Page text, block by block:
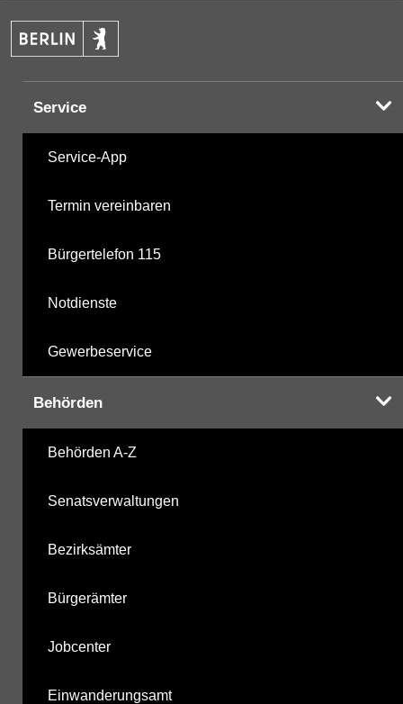
Service
Service-App
Termin vereinbaren
Bürgertelefon 115
Notdienste
Gewerbeservice
Behörden
Behörden A-Z
Senatsverwaltungen
Bezirksämter
Bürgerämter
Jobcenter
Einwanderungsamt